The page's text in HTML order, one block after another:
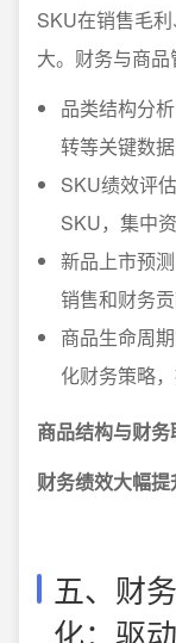
SKU在销售毛
大。财务与商品
品类结构分
转等关键数
SKU绩效评
SKU，集中
新品上市预
销售和财务
商品生命周
化财务策略
商品结构与财务
财务绩效大幅提
五、财
化：驱